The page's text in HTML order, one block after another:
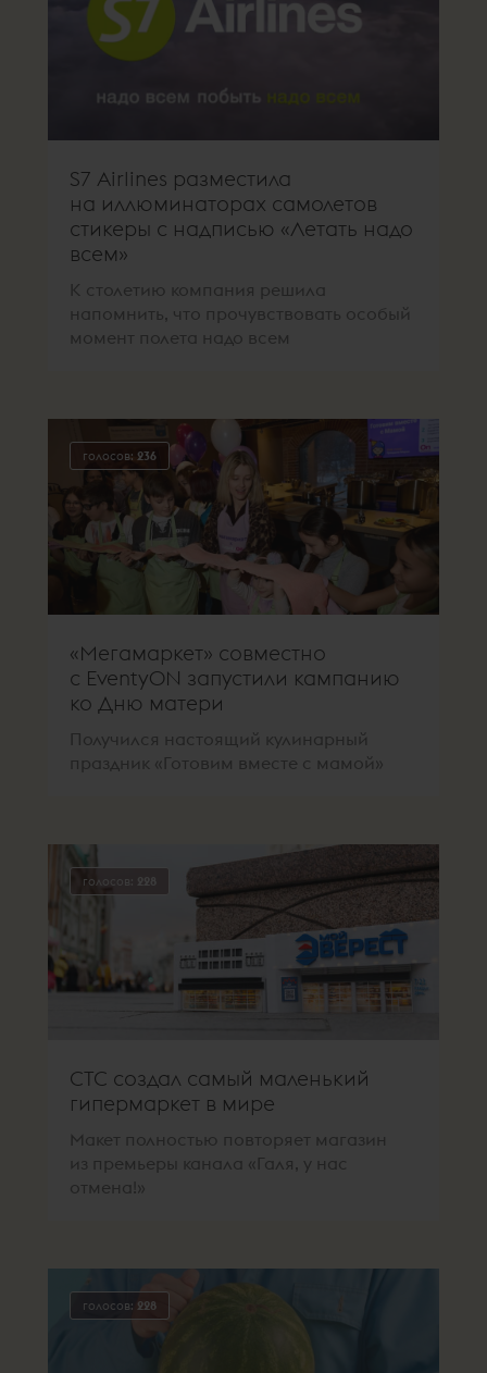
S7 Airlines разместила
на иллюминаторах самолетов
стикеры с надписью «Летать надо
всем»
К столетию компания решила
напомнить, что прочувствовать особый
момент полета надо всем
голосов: 236
«Мегамаркет» совместно
с EventyON запустили кампанию
ко Дню матери
Получился настоящий кулинарный
праздник «Готовим вместе с мамой»
голосов: 228
СТС создал самый маленький
гипермаркет в мире
Макет полностью повторяет магазин
из премьеры канала «Галя, у нас
отмена!»
голосов: 228